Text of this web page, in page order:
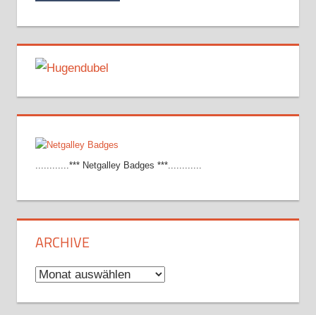
............*** Netgalley Badges ***............
ARCHIVE
Archive